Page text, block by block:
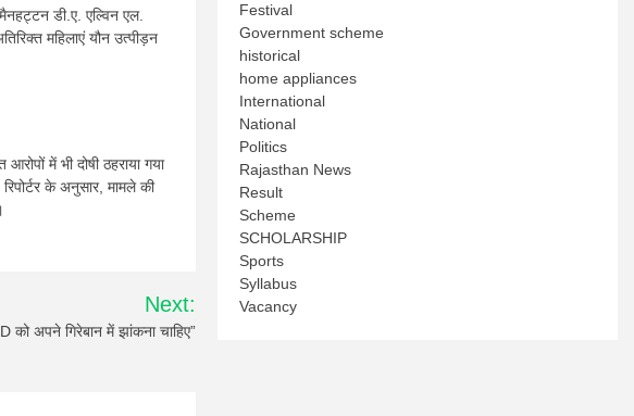
डी.ए. एल्विन एल.
महिलाएं यौन उत्पीड़न
में भी दोषी ठहराया गया
के अनुसार, मामले की
Next:
को अपने गिरेबान में झांकना चाहिए”
Festival
Government scheme
historical
home appliances
International
National
Politics
Rajasthan News
Result
Scheme
SCHOLARSHIP
Sports
Syllabus
Vacancy